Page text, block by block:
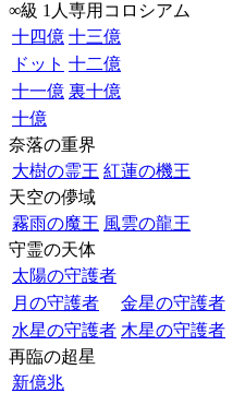
∞級 1人専用コロシアム
十四億 十三億
ドット 十二億
十一億 裏十億
十億
奈落の重界
大樹の霊王 紅蓮の機王
天空の儚域
霧雨の魔王 風雲の龍王
守霊の天体
太陽の守護者
月の守護者
金星の守護者
水星の守護者 木星の守護者
再臨の超星
新億兆